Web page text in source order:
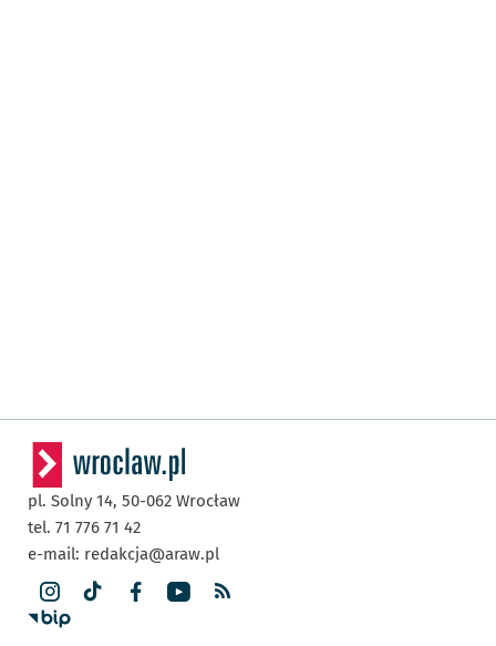
pl. Solny 14, 50-062 Wrocław
tel. 71 776 71 42
e-mail: redakcja@araw.pl